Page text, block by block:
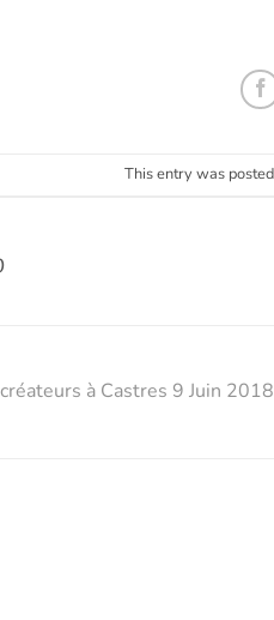
This entry was
à Castres 9 Juin 2018